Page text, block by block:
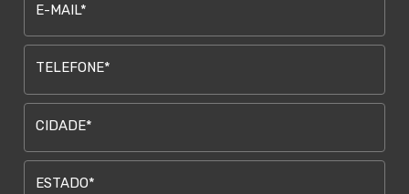
E-MAIL*
TELEFONE*
CIDADE*
ESTADO*